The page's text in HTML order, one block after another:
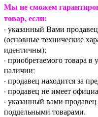
Мы не сможем
товар, если:
· указанный Вами
(основные технические
идентичны);
· приобретаемого товара
наличии;
· продавец находится за
· продавец не имеет
· указанный вами
поддельными товарами.